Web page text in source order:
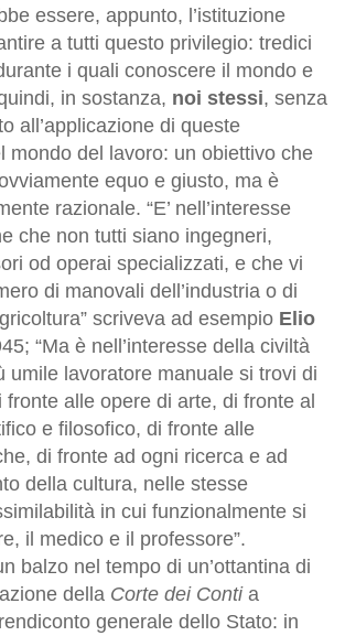
essere, appunto, l’istituzione
a tutti questo privilegio: tredici
i quali conoscere il mondo e
in sostanza, noi stessi, senza
all’applicazione di queste
mondo del lavoro: un obiettivo che
equo e giusto, ma è
razionale. “E’ nell’interesse
che non tutti siano ingegneri,
od operai specializzati, e che vi
di manovali dell’industria o di
scriveva ad esempio Elio
“Ma è nell’interesse della civiltà
umile lavoratore manuale si trovi di
fronte alle opere di arte, di fronte al
e filosofico, di fronte alle
di fronte ad ogni ricerca e ad
della cultura, nelle stesse
in cui funzionalmente si
il medico e il professore”.
balzo nel tempo di un’ottantina di
della Corte dei Contia
generale dello Stato: in